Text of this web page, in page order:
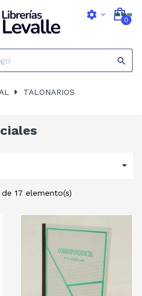

settings 0
TALONARIOS

17 elemento(s)